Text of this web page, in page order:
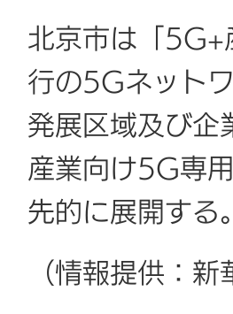
北京市は「5G+
行の5Gネット
発展区域及び
産業向け5G専
先的に展開する。
（情報提供：新